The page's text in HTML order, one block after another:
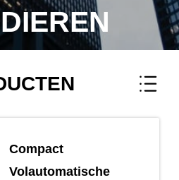
Compact
Volautomatische